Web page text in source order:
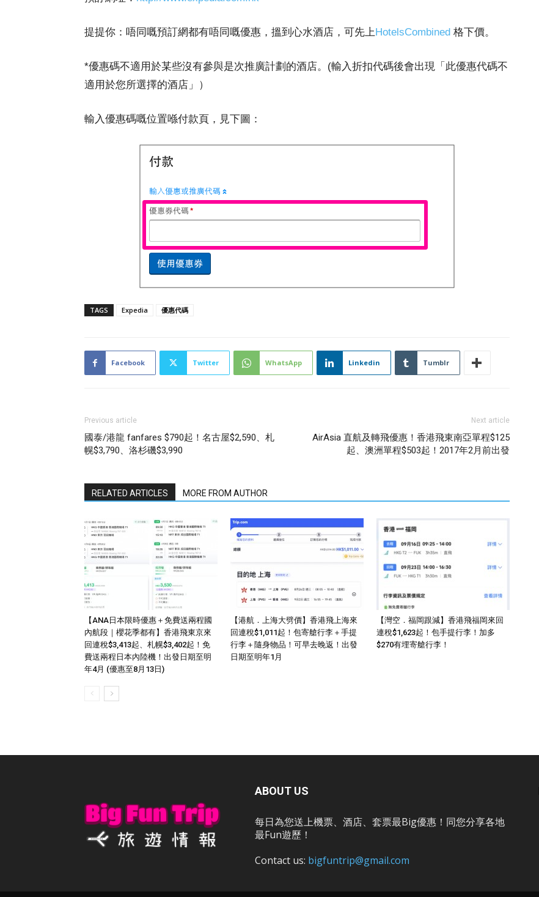
提提你：唔同嘅預訂網都有唔同嘅優惠，搵到心水酒店，可先上HotelsCombined 格下價。
*優惠碼不適用於某些沒有參與是次推廣計劃的酒店。(輸入折扣代碼後會出現「此優惠代碼不
適用於您所選擇的酒店」）
輸入優惠碼嘅位置喺付款頁，見下圖：
TAGS Expedia 優惠代碼
Facebook Twitter WhatsApp Linkedin Tumblr
Previous article
國泰/港龍 fanfares $790起！名古屋$2,590、札
幌$3,790、洛杉磯$3,990
Next article
AirAsia 直航及轉飛優惠！香港飛東南亞單程$125
起、澳洲單程$503起！2017年2月前出發
RELATED ARTICLES MORE FROM AUTHOR
【ANA日本限時優惠＋免費送兩程國
內航段｜櫻花季都有】香港飛東京來
回連稅$3,413起、札幌$3,402起！免
費送兩程日本內陸機！出發日期至明
年4月 (優惠至8月13日)
【港航．上海大劈價】香港飛上海來
回連稅$1,011起！包寄艙行李＋手提
行李＋隨身物品！可早去晚返！出發
日期至明年1月
【灣空．福岡跟減】香港飛福岡來回
連稅$1,623起！包手提行李！加多
$270有埋寄艙行李！
ABOUT US
每日為您送上機票、酒店、套票最Big優惠！同您分享各地
最Fun遊歷！
Contact us: bigfuntrip@gmail.com